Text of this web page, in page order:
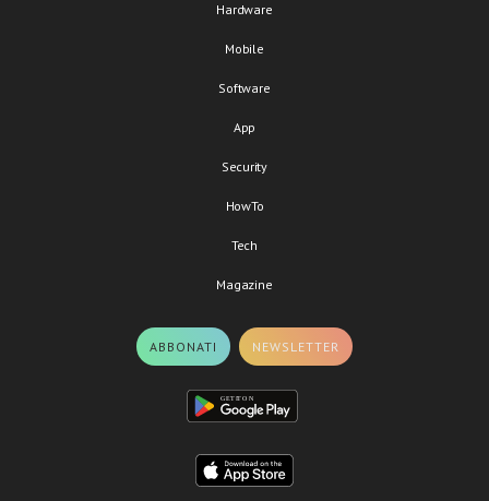
Hardware
Mobile
Software
App
Security
HowTo
Tech
Magazine
ABBONATI NEWSLETTER